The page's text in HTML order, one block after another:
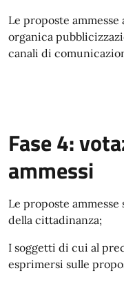
Le proposte
organica
canali di
Fase 4:
ammessi
Le proposte
della cittadinanza;
I soggetti di cui al
esprimersi sulle